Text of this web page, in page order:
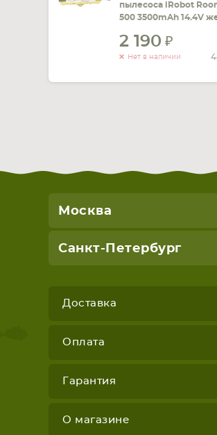
пылесоса iRobot
500 3500mAh 14.4V
2 190
Нет в наличии
Москва
Санкт-Петербург
Доставка
Оплата
Гарантия
О магазине